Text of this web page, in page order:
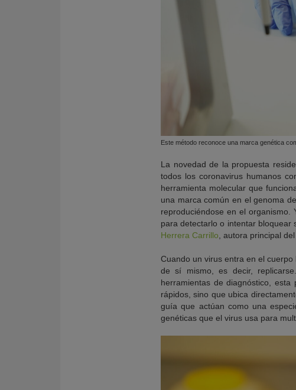
Este método reconoce una marca genética
La novedad de la propuesta
todos los coronavirus humanos
herramienta molecular que
una marca común en el genoma
reproduciéndose en el
para detectarlo o intentar bloquear
Herrera Carrillo , autora principal
Cuando un virus entra en el
de sí mismo, es decir,
herramientas de diagnóstico,
rápidos, sino que ubica
guía que actúan como una
genéticas que el virus usa para